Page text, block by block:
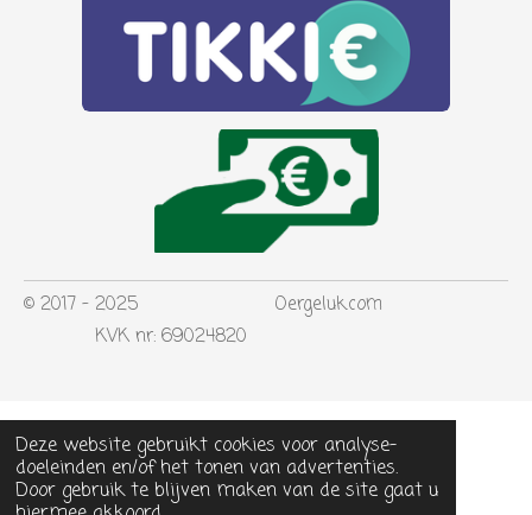
Deze website gebruikt cookies voor analyse-
doeleinden en/of het tonen van advertenties.
Door gebruik te blijven maken van de site gaat u
© 2017 - 2025 Oergeluk.com
KVK nr: 69024820